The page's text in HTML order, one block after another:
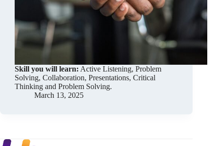
Skill you will learn: Active Listening, Problem
Solving, Collaboration, Presentations, Critical
Thinking and Problem Solving.
March 13, 2025